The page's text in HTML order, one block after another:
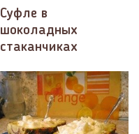
Суфле в
шоколадных
стаканчиках